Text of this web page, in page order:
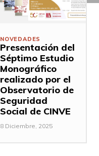
NOVEDADES
Presentación del
Séptimo Estudio
Monográfico
realizado por el
Observatorio de
Seguridad
Social de CINVE
8 Diciembre, 2025